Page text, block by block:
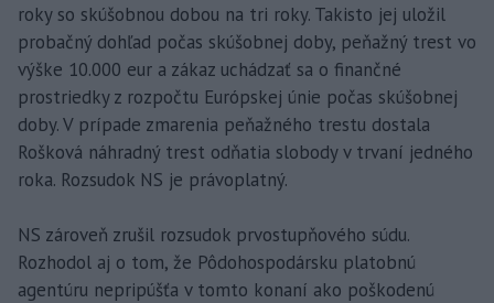
roky so skúšobnou dobou na tri roky. Takisto jej uložil
probačný dohľad počas skúšobnej doby, peňažný trest vo
výške 10.000 eur a zákaz uchádzať sa o finančné
prostriedky z rozpočtu Európskej únie počas skúšobnej
doby. V prípade zmarenia peňažného trestu dostala
Rošková náhradný trest odňatia slobody v trvaní jedného
roka. Rozsudok NS je právoplatný.
NS zároveň zrušil rozsudok prvostupňového súdu.
Rozhodol aj o tom, že Pôdohospodársku platobnú
agentúru nepripúšťa v tomto konaní ako poškodenú